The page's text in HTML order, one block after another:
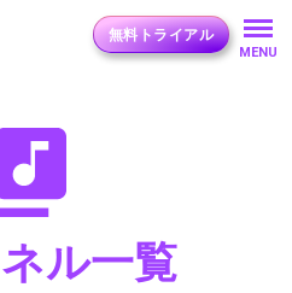
無料トライアル
MENU
ル一覧